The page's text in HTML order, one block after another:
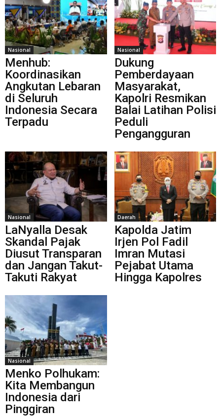
Nasional
Menhub:
Koordinasikan
Angkutan Lebaran
di Seluruh
Indonesia Secara
Terpadu
Nasional
Dukung
Pemberdayaan
Masyarakat,
Kapolri Resmikan
Balai Latihan Polisi
Peduli
Pengangguran
Nasional
LaNyalla Desak
Skandal Pajak
Diusut Transparan
dan Jangan Takut-
Takuti Rakyat
Daerah
Kapolda Jatim
Irjen Pol Fadil
Imran Mutasi
Pejabat Utama
Hingga Kapolres
Nasional
Menko Polhukam:
Kita Membangun
Indonesia dari
Pinggiran